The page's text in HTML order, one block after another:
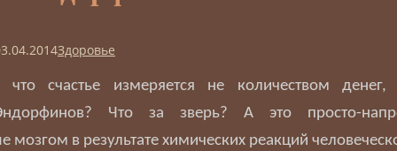
Здоровье
счастье измеряется не количеством денег,
Что за зверь? А это просто-
мозгом в результате химических реакций